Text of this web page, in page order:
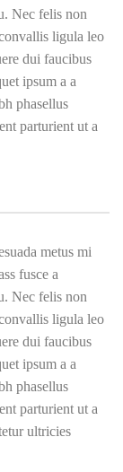
Nec felis non
ligula leo
dui faucibus
ipsum a a
phasellus
parturient ut a
metus mi
fusce a
Nec felis non
ligula leo
dui faucibus
ipsum a a
phasellus
parturient ut a
ultricies